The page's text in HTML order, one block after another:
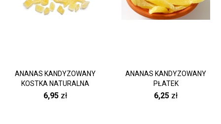
ANANAS KANDYZOWANY
KOSTKA NATURALNA
6,95 zł
ANANAS KANDYZOWANY
PŁATEK
6,25 zł